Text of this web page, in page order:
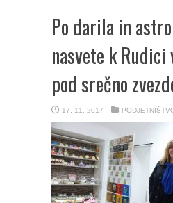
Po darila in
nasvete k
pod srečno
17. 11. 2017